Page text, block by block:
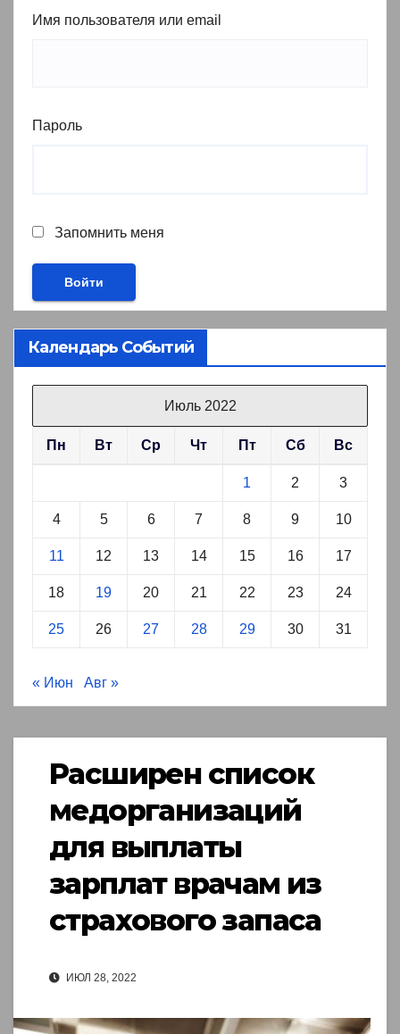
Имя пользователя или email
Пароль
Запомнить меня
Календарь Событий
Июль 2022
Пн Вт Ср Чт Пт Сб Вс
1 2 3
4 5 6 7 8 9 10
11 12 13 14 15 16 17
18 19 20 21 22 23 24
25 26 27 28 29 30 31
« Июн Авг »
Расширен список
медорганизаций
для выплаты
зарплат врачам из
страхового запаса
ИЮЛ 28, 2022